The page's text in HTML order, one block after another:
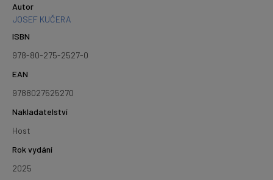
Autor
JOSEF KUČERA
ISBN
978-80-275-2527-0
EAN
9788027525270
Nakladatelství
Host
Rok vydání
2025